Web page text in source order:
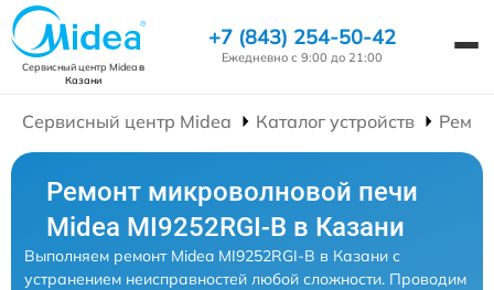
Сервисный центр Mideaв
Казани
+7 (843) 254-50-42
Ежедневно с 9:00 до 21:00
Сервисный центр Midea Каталог устройств
Ремонт микроволновой печи
Midea MI9252RGI-B в Казани
Выполняем ремонт Midea MI9252RGI-B в Казани с
устранением неисправностей любой сложности. Проводим